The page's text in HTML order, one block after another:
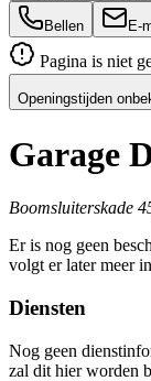
Bellen E-
Pagina is niet
Openingstijden
Garage
Boomsluiterskade
Er is nog geen
volgt er later meer
Diensten
Nog geen
zal dit hier worden